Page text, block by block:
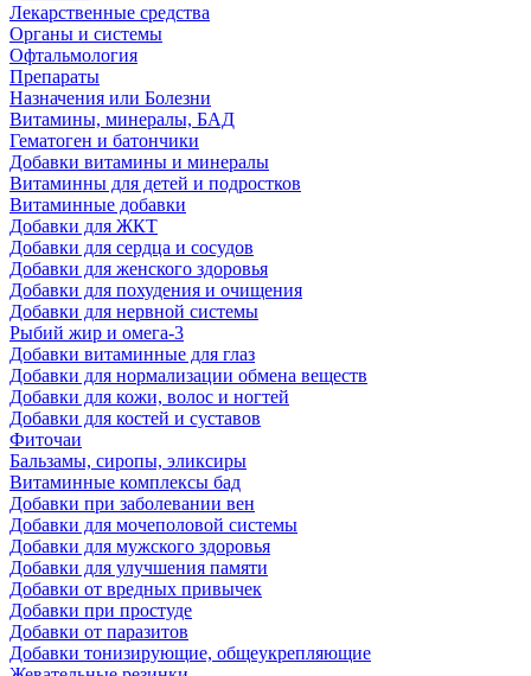
Лекарственные средства
Органы и системы
Офтальмология
Препараты
Назначения или Болезни
Витамины, минералы, БАД
Гематоген и батончики
Добавки витамины и минералы
Витаминны для детей и подростков
Витаминные добавки
Добавки для ЖКТ
Добавки для сердца и сосудов
Добавки для женского здоровья
Добавки для похудения и очищения
Добавки для нервной системы
Рыбий жир и омега-3
Добавки витаминные для глаз
Добавки для нормализации обмена веществ
Добавки для кожи, волос и ногтей
Добавки для костей и суставов
Фиточаи
Бальзамы, сиропы, эликсиры
Витаминные комплексы бад
Добавки при заболевании вен
Добавки для мочеполовой системы
Добавки для мужского здоровья
Добавки для улучшения памяти
Добавки от вредных привычек
Добавки при простуде
Добавки от паразитов
Добавки тонизирующие, общеукрепляющие